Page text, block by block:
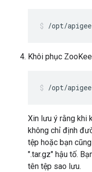
/opt/
Khôi phục
/opt/
Xin lưu ý rằng khi
không chỉ định
tệp hoặc bạn
".tar.gz" hậu tố.
tên tệp sao lưu.